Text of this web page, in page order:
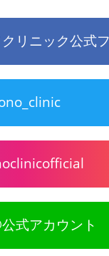
リニック公式
式アカウント